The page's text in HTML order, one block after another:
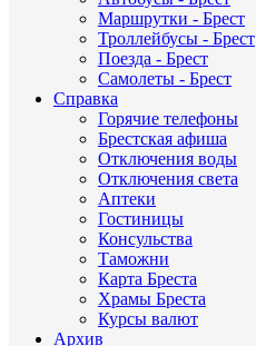
Маршрутки - Брест
Троллейбусы - Брест
Поезда - Брест
Самолеты - Брест
Справка
Горячие телефоны
Брестская афиша
Отключения воды
Отключения света
Аптеки
Гостиницы
Консульства
Таможни
Карта Бреста
Храмы Бреста
Курсы валют
Архив